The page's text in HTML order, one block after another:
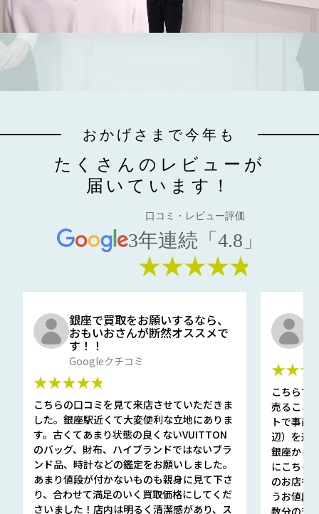
おかげさまで今年も
たくさんのレビューが
届いています！
口コミ・レビュー評価
3年連続「4.8」
★★★★★
銀座で買取をお願いするなら、
おもいおさんが断然オススメで
す！！
Googleクチコミ
★★★★★
こちらの口コミを見て来店させていただきま
した。銀座駅近くて大変便利な立地にありま
す。古くてあまり状態の良くないVUITTON
のバッグ、財布、ハイブランドではないブラ
ンド品、時計などの鑑定をお願いしました。
あまり値段が付かないものも親身に見て下さ
り、合わせて満足のいく買取価格にしてくだ
さいました！店内は明るく清潔感があり、ス
こちらで
売ること
トで事前
辺）を選
銀座から
にこちら
のお店も
うお値段
数分の査